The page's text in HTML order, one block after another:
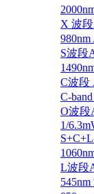
X 波
S波段
C波段
C-
O波段
1/
L波段